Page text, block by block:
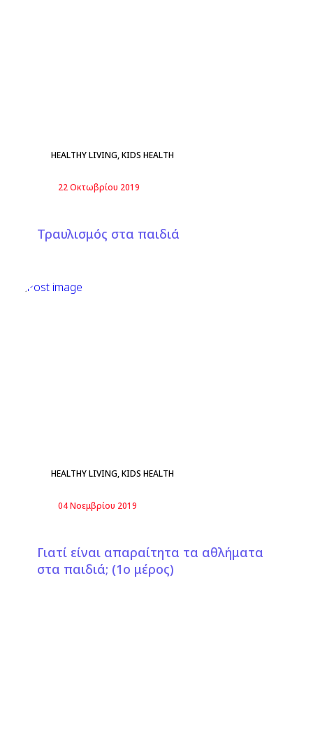
HEALTHY LIVING,KIDS HEALTH
22 Οκτωβρίου 2019
Τραυλισμός στα παιδιά
HEALTHY LIVING,KIDS HEALTH
04 Νοεμβρίου 2019
Γιατί είναι απαραίτητα τα αθλήματα
στα παιδιά; (1ο μέρος)